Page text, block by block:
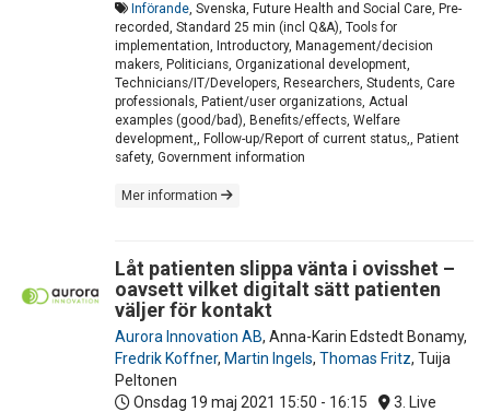
Införande, Svenska, Future Health and Social Care, Pre-
recorded, Standard 25 min (incl Q&A), Tools for
implementation, Introductory, Management/decision
makers, Politicians, Organizational development,
Technicians/IT/Developers, Researchers, Students, Care
professionals, Patient/user organizations, Actual
examples (good/bad), Benefits/effects, Welfare
development,, Follow-up/Report of current status,, Patient
safety, Government information
Mer information
Låt patienten slippa vänta i ovisshet –
oavsett vilket digitalt sätt patienten
väljer för kontakt
Aurora Innovation AB, Anna-Karin Edstedt Bonamy,
Fredrik Koffner, Martin Ingels, Thomas Fritz, Tuija
Peltonen
Onsdag 19 maj 2021 15:50 - 16:15 3. Live